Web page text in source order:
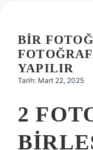
Hakkımızda
BIR
YAPILIR
Tarih: Mart 22, 2025
2